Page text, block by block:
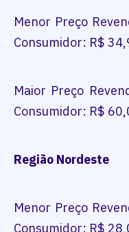
Menor Preço
Consumidor: R$
Maior Preço
Consumidor: R$
Região Nordeste
Menor Preço
Consumidor: R$